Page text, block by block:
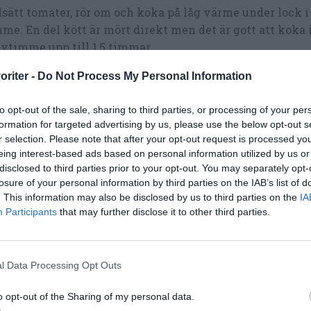
- Do Not Process My Personal Information
opt-out of the sale, sharing to third parties, or processing of your
for targeted advertising by us, please use the below opt-out
selection. Please note that after your opt-out request is processed
interest-based ads based on personal information utilized by us
to third parties prior to your opt-out. You may separately
of your personal information by third parties on the IAB’s list of
This information may also be disclosed by us to third parties on the
Participants that may further disclose it to other third parties.
Data Processing Opt Outs
opt-out of the Sharing of my personal data.
tomater, rör om och koka på låg värme under lock i
En del kött är mört direkt men det är gott att koka
upp till 1,5 timmar.
du chili con carnen med segare kött som högrev får
de vita bönorna okokta tillsammans med tomatsåsen
koka mjuka i chili con carnen från början.
och skär paprikan i bitar och tillsätt när det är någon
kvar av koktiden.
när köttet kokat mört: tillsätt de kokta bönorna
med dem från början), rör och koka upp.
socker och svartpeppar.
nypa socker och msk vinäger kan man också justera